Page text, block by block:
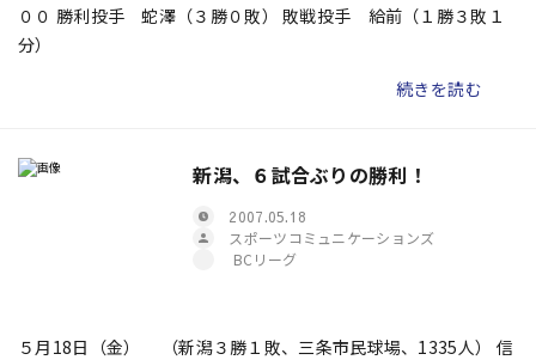
００ 勝利投手 蛇澤（３勝０敗） 敗戦投手 給前（１勝３敗１
分）
続きを読む
新潟、６試合ぶりの勝利！
2007.05.18
スポーツコミュニケーションズ
BCリーグ
５月18日（金） （新潟３勝１敗、三条市民球場、1335人） 信